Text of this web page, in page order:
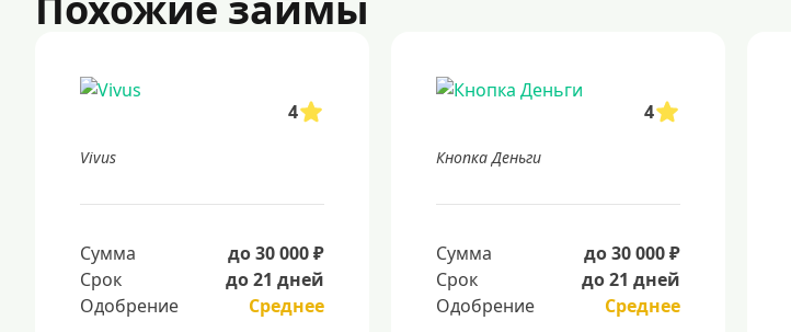
4
Vivus
Сумма
до 30 000 ₽
Срок
до 21 дней
Одобрение
Среднее
4
Кнопка Деньги
Сумма
до 30 000 ₽
Срок
до 21 дней
Одобрение
Среднее